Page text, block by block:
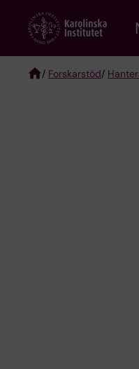
content
/ Forskarstöd/